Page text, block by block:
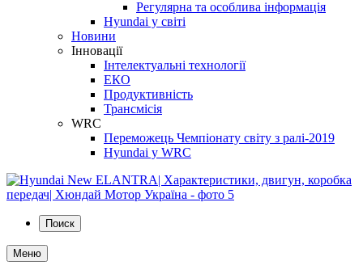
Регулярна та особлива інформація
Hyundai у світі
Новини
Інновації
Інтелектуальні технології
ЕКО
Продуктивність
Трансмісія
WRC
Переможець Чемпіонату світу з ралі-2019
Hyundai у WRC
Поиск
Меню